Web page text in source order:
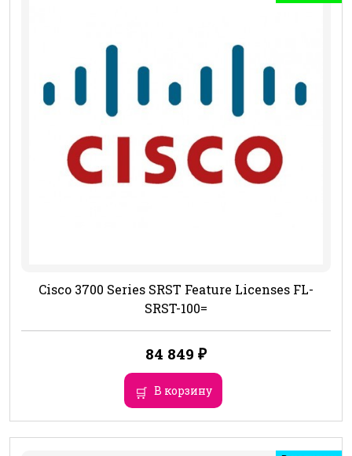
Cisco 3700 Series SRST Feature Licenses FL-
SRST-100=
84 849 ₽
В корзину